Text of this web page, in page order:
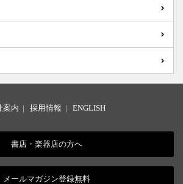
案内 | 採用情報 | ENGLISH
書店・楽器店の方へ
メールマガジン登録無料